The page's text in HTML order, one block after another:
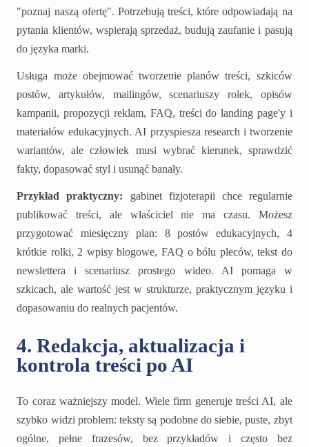
"poznaj naszą ofertę". Potrzebują treści, które odpowiadają na
pytania klientów, wspierają sprzedaż, budują zaufanie i pasują
do języka marki.
Usługa może obejmować tworzenie planów treści, szkiców
postów, artykułów, mailingów, scenariuszy rolek, opisów
kampanii, propozycji reklam, FAQ, treści do landing page'y i
materiałów edukacyjnych. AI przyspiesza research i tworzenie
wariantów, ale człowiek musi wybrać kierunek, sprawdzić
fakty, dopasować styl i usunąć banały.
Przykład praktyczny: gabinet fizjoterapii chce regularnie
publikować treści, ale właściciel nie ma czasu. Możesz
przygotować miesięczny plan: 8 postów edukacyjnych, 4
krótkie rolki, 2 wpisy blogowe, FAQ o bólu pleców, tekst do
newslettera i scenariusz prostego wideo. AI pomaga w
szkicach, ale wartość jest w strukturze, praktycznym języku i
dopasowaniu do realnych pacjentów.
4. Redakcja, aktualizacja i
kontrola treści po AI
To coraz ważniejszy model. Wiele firm generuje treści AI, ale
szybko widzi problem: teksty są podobne do siebie, puste, zbyt
ogólne, pełne frazesów, bez przykładów i często bez